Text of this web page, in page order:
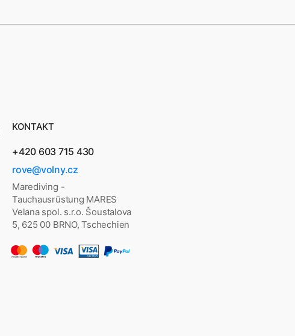
KONTAKT
+420 603 715 430
rove@volny.cz
Marediving -
Tauchausrüstung MARES
Velana spol. s.r.o. Šoustalova
5, 625 00 BRNO, Tschechien